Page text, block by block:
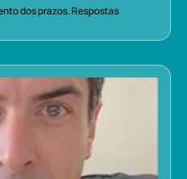
dos prazos. Respostas